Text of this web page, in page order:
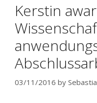
Kerstin
03/11/2016 by